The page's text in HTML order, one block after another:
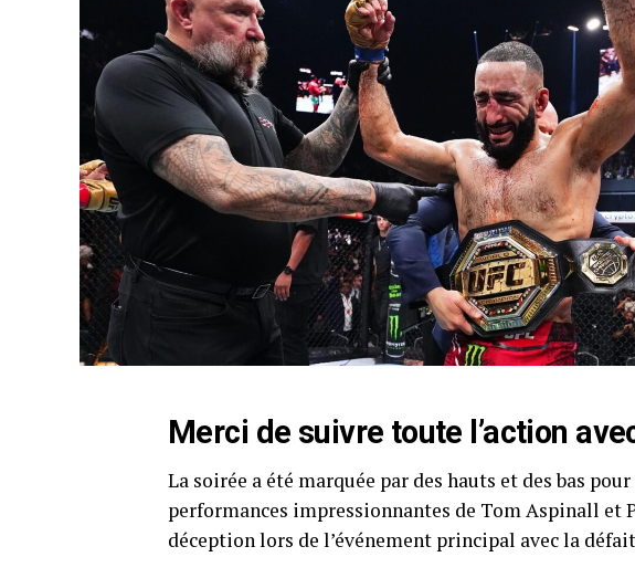
Merci de suivre toute l’action
La soirée a été marquée par des hauts et des bas
performances impressionnantes de Tom Aspinall et
déception lors de l’événement principal avec la